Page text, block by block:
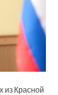
из Красной